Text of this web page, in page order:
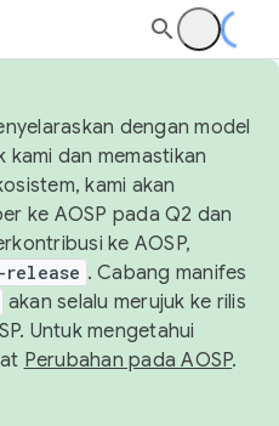
dengan model
dan memastikan
kami akan
ke AOSP pada Q2 dan
ke AOSP,
. Cabang manifes
akan selalu merujuk ke rilis
Untuk mengetahui
Perubahan pada AOSP.